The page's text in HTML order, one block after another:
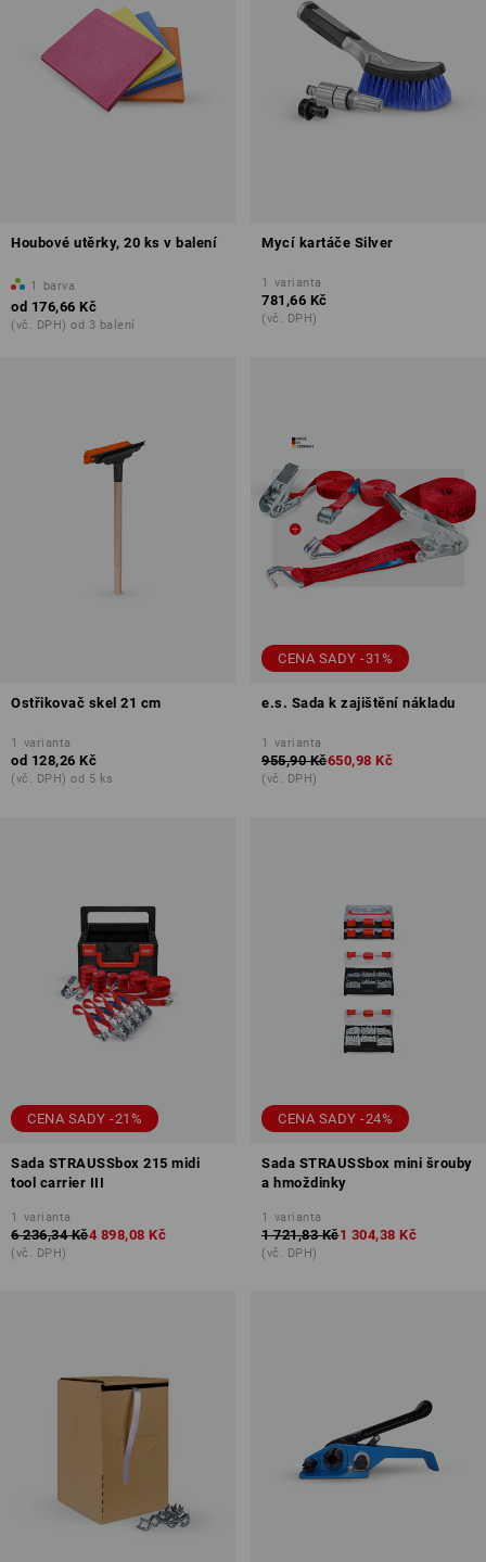
Houbové utěrky, 20 ks v balení
1 barva
od 176,66 Kč
(vč. DPH) od 3 balení
Mycí kartáče Silver
1 varianta
781,66 Kč
(vč. DPH)
Ostřikovač skel 21 cm
1 varianta
od 128,26 Kč
(vč. DPH) od 5 ks
CENA SADY -31%
e.s. Sada k zajištění nákladu
1 varianta
955,90 Kč650,98 Kč
(vč. DPH)
CENA SADY -21%
Sada STRAUSSbox 215 midi
tool carrier III
1 varianta
6 236,34 Kč4 898,08 Kč
(vč. DPH)
CENA SADY -24%
Sada STRAUSSbox mini šrouby
a hmoždinky
1 varianta
1 721,83 Kč1 304,38 Kč
(vč. DPH)